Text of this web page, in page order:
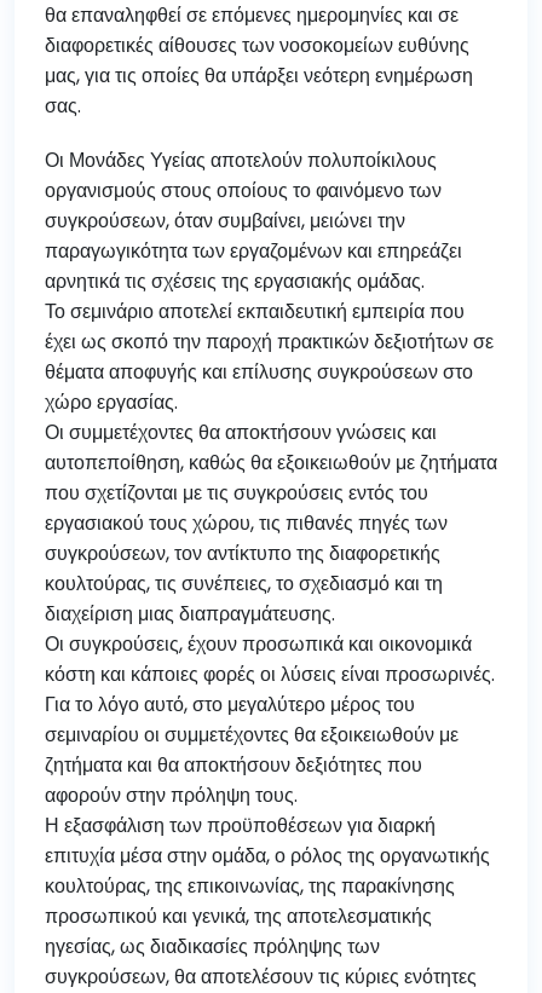
θα επαναληφθεί σε επόμενες ημερομηνίες και σε
διαφορετικές αίθουσες των νοσοκομείων ευθύνης
μας, για τις οποίες θα υπάρξει νεότερη ενημέρωση
σας.
Οι Μονάδες Υγείας αποτελούν πολυποίκιλους
οργανισμούς στους οποίους το φαινόμενο των
συγκρούσεων, όταν συμβαίνει, μειώνει την
παραγωγικότητα των εργαζομένων και επηρεάζει
αρνητικά τις σχέσεις της εργασιακής ομάδας.
Το σεμινάριο αποτελεί εκπαιδευτική εμπειρία που
έχει ως σκοπό την παροχή πρακτικών δεξιοτήτων σε
θέματα αποφυγής και επίλυσης συγκρούσεων στο
χώρο εργασίας.
Οι συμμετέχοντες θα αποκτήσουν γνώσεις και
αυτοπεποίθηση, καθώς θα εξοικειωθούν με ζητήματα
που σχετίζονται με τις συγκρούσεις εντός του
εργασιακού τους χώρου, τις πιθανές πηγές των
συγκρούσεων, τον αντίκτυπο της διαφορετικής
κουλτούρας, τις συνέπειες, το σχεδιασμό και τη
διαχείριση μιας διαπραγμάτευσης.
Οι συγκρούσεις, έχουν προσωπικά και οικονομικά
κόστη και κάποιες φορές οι λύσεις είναι προσωρινές.
Για το λόγο αυτό, στο μεγαλύτερο μέρος του
σεμιναρίου οι συμμετέχοντες θα εξοικειωθούν με
ζητήματα και θα αποκτήσουν δεξιότητες που
αφορούν στην πρόληψη τους.
Η εξασφάλιση των προϋποθέσεων για διαρκή
επιτυχία μέσα στην ομάδα, ο ρόλος της οργανωτικής
κουλτούρας, της επικοινωνίας, της παρακίνησης
προσωπικού και γενικά, της αποτελεσματικής
ηγεσίας, ως διαδικασίες πρόληψης των
συγκρούσεων, θα αποτελέσουν τις κύριες ενότητες